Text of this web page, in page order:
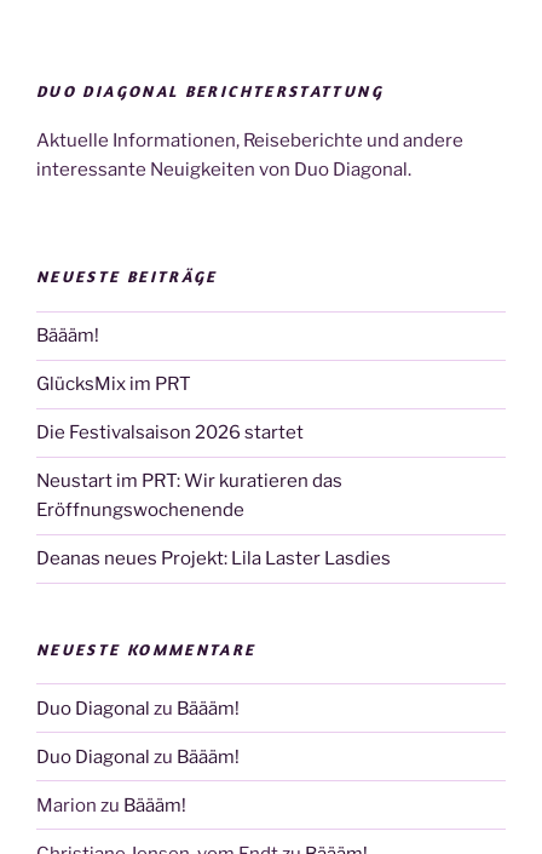
DUO DIAGONAL BERICHTERSTATTUNG
Aktuelle Informationen, Reiseberichte und andere
interessante Neuigkeiten von Duo Diagonal.
NEUESTE BEITRÄGE
Bäääm!
GlücksMix im PRT
Die Festivalsaison 2026 startet
Neustart im PRT: Wir kuratieren das
Eröffnungswochenende
Deanas neues Projekt: Lila Laster Lasdies
NEUESTE KOMMENTARE
Duo Diagonal zu Bäääm!
Duo Diagonal zu Bäääm!
Marion zu Bäääm!